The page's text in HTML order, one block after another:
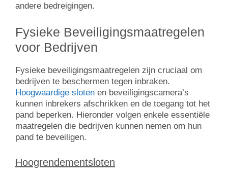
andere bedreigingen.
Fysieke Beveiligingsmaatregelen
voor Bedrijven
Fysieke beveiligingsmaatregelen zijn cruciaal om
bedrijven te beschermen tegen inbraken.
Hoogwaardige sloten en beveiligingscamera’s
kunnen inbrekers afschrikken en de toegang tot het
pand beperken. Hieronder volgen enkele essentiële
maatregelen die bedrijven kunnen nemen om hun
pand te beveiligen.
Hoogrendementsloten